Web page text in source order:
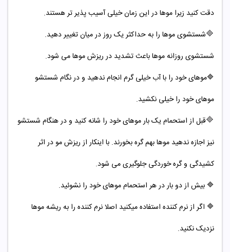
دقت کنید زیرا موها در این زمان خیلی آسیب پذیر تر هستند.
🔷شستشوی موها را به حداکثر یک روز در میان تغییر دهید.
شستشوی روزانه موها باعث تشدید در ریزش موها می شود.
🔷موهای خود را با آب خیلی گرم انجام ندهید و در نگام شستشو
موهای خود را خیلی نکشید.
🔷قبل از استحمام یک بار موهای خود را شانه کنید و در هنگام شستشو
نیز اجازه ندهید موها بهم گره بخورند. با اینکار از ریزش مو در اثر
کشیدگی و گره خوردگی جلوگیری می شود.
🔷 بیش ازدو بار در هر استحمام موهای خود را نشوئید.
🔷 اگر از نرم کننده استفاده میکنید اصلا نرم کننده را به ریشه موها
نزدیک نکنید.